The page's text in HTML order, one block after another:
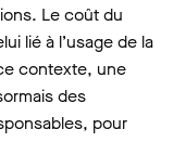
Le coût du
lié à l’usage de la
contexte, une
des
pour